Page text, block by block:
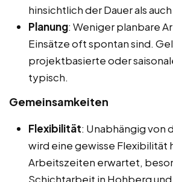
hinsichtlich der Dauer als
Planung: Weniger planbare
Einsätze oft spontan sind.
projektbasierte oder
typisch.
Gemeinsamkeiten
Flexibilität: Unabhängig von
wird eine gewisse Flexibilität
Arbeitszeiten erwartet,
Schichtarbeit in Hohberg